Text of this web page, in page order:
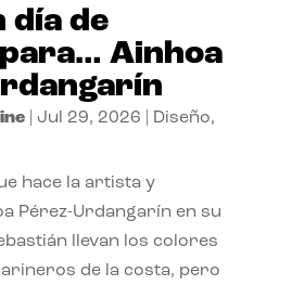
día de
Ainhoa
| Jul 29, 2026 Diseño,
hace la artista y
Pérez-Urdangarín en su
llevan los colores
de la costa, pero